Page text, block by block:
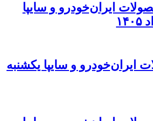
ایران‌خودرو و سایپا
ایران‌خودرو و سایپا یکشنبه